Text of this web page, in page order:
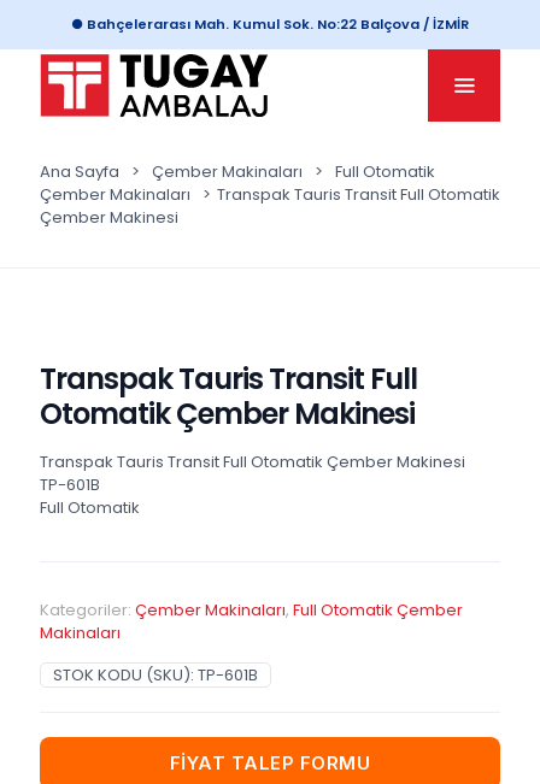
● Bahçelerarası Mah. Kumul Sok. No:22 Balçova / İZMİR
Ana Sayfa > Çember Makinaları > Full Otomatik
Çember Makinaları
> Transpak Tauris Transit Full Otomatik
Çember Makinesi
Transpak Tauris Transit Full
Otomatik Çember Makinesi
Transpak Tauris Transit Full Otomatik Çember Makinesi
TP-601B
Full Otomatik
Kategoriler: Çember Makinaları, Full Otomatik Çember
Makinaları
STOK KODU (SKU): TP-601B
FİYAT TALEP FORMU